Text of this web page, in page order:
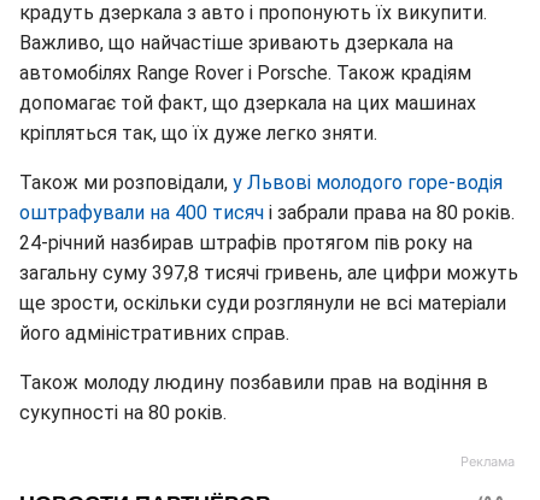
крадуть дзеркала з авто і пропонують їх викупити.
Важливо, що найчастіше зривають дзеркала на
автомобілях Range Rover і Porsche. Також крадіям
допомагає той факт, що дзеркала на цих машинах
кріпляться так, що їх дуже легко зняти.
Також ми розповідали, у Львові молодого горе-водія
оштрафували на 400 тисяч і забрали права на 80 років.
24-річний назбирав штрафів протягом пів року на
загальну суму 397,8 тисячі гривень, але цифри можуть
ще зрости, оскільки суди розглянули не всі матеріали
його адміністративних справ.
Також молоду людину позбавили прав на водіння в
сукупності на 80 років.